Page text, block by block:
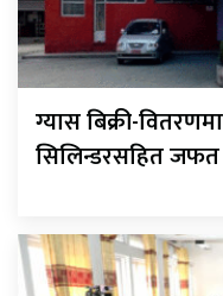
ग्यास बिक्री-
सिलिन्डरसहित